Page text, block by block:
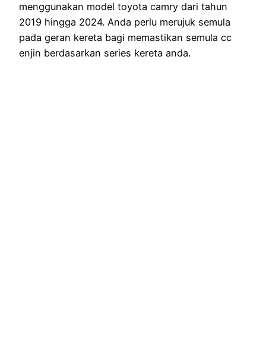
menggunakan model toyota camry dari tahun
2019 hingga 2024. Anda perlu merujuk semula
pada geran kereta bagi memastikan semula cc
enjin berdasarkan series kereta anda.